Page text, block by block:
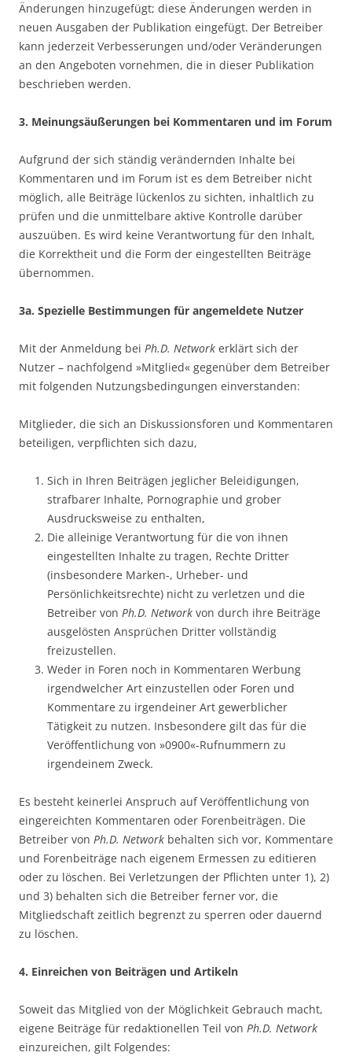
Änderungen hinzugefügt; diese Änderungen werden in
neuen Ausgaben der Publikation eingefügt. Der Betreiber
kann jederzeit Verbesserungen und/oder Veränderungen
an den Angeboten vornehmen, die in dieser Publikation
beschrieben werden.
3. Meinungsäußerungen bei Kommentaren und im Forum
Aufgrund der sich ständig verändernden Inhalte bei
Kommentaren und im Forum ist es dem Betreiber nicht
möglich, alle Beiträge lückenlos zu sichten, inhaltlich zu
prüfen und die unmittelbare aktive Kontrolle darüber
auszuüben. Es wird keine Verantwortung für den Inhalt,
die Korrektheit und die Form der eingestellten Beiträge
übernommen.
3a. Spezielle Bestimmungen für angemeldete Nutzer
Mit der Anmeldung bei Ph.D. Network erklärt sich der
Nutzer – nachfolgend »Mitglied« gegenüber dem Betreiber
mit folgenden Nutzungsbedingungen einverstanden:
Mitglieder, die sich an Diskussionsforen und Kommentaren
beteiligen, verpflichten sich dazu,
Sich in Ihren Beiträgen jeglicher Beleidigungen,
strafbarer Inhalte, Pornographie und grober
Ausdrucksweise zu enthalten,
Die alleinige Verantwortung für die von ihnen
eingestellten Inhalte zu tragen, Rechte Dritter
(insbesondere Marken-, Urheber- und
Persönlichkeitsrechte) nicht zu verletzen und die
Betreiber von Ph.D. Network von durch ihre Beiträge
ausgelösten Ansprüchen Dritter vollständig
freizustellen.
Weder in Foren noch in Kommentaren Werbung
irgendwelcher Art einzustellen oder Foren und
Kommentare zu irgendeiner Art gewerblicher
Tätigkeit zu nutzen. Insbesondere gilt das für die
Veröffentlichung von »0900«-Rufnummern zu
irgendeinem Zweck.
Es besteht keinerlei Anspruch auf Veröffentlichung von
eingereichten Kommentaren oder Forenbeiträgen. Die
Betreiber von Ph.D. Network behalten sich vor, Kommentare
und Forenbeiträge nach eigenem Ermessen zu editieren
oder zu löschen. Bei Verletzungen der Pflichten unter 1), 2)
und 3) behalten sich die Betreiber ferner vor, die
Mitgliedschaft zeitlich begrenzt zu sperren oder dauernd
zu löschen.
4. Einreichen von Beiträgen und Artikeln
Soweit das Mitglied von der Möglichkeit Gebrauch macht,
eigene Beiträge für redaktionellen Teil von Ph.D. Network
einzureichen, gilt Folgendes: